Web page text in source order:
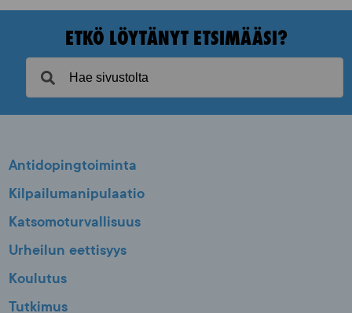
ETKÖ LÖYTÄNYT ETSIMÄÄSI?
Antidopingtoiminta
Kilpailumanipulaatio
Katsomoturvallisuus
Urheilun eettisyys
Koulutus
Tutkimus